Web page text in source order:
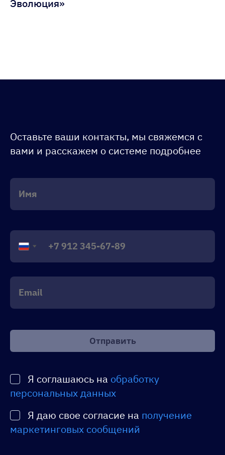
Эволюция»
Оставьте ваши контакты, мы свяжемся с
вами и расскажем о системе подробнее
Russia
это
пустым.
Я соглашаюсь на обработку
персональных данных
Я даю свое согласие на получение
маркетинговых сообщений